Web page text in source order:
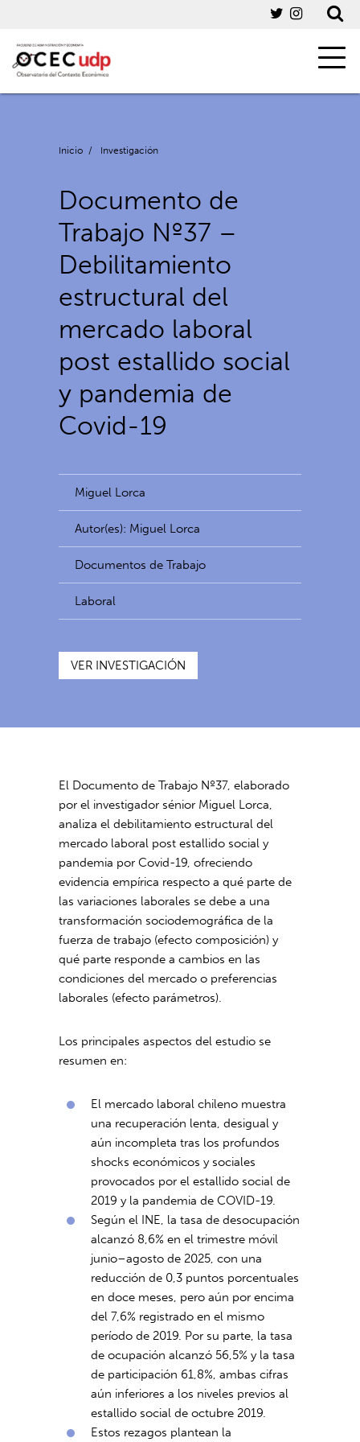
Inicio / Investigación
Documento de
Trabajo Nº37 –
Debilitamiento
estructural del
mercado laboral
post estallido social
y pandemia de
Covid-19
Miguel Lorca
Autor(es): Miguel Lorca
Documentos de Trabajo
Laboral
VER INVESTIGACIÓN
El Documento de Trabajo Nº37, elaborado
por el investigador sénior Miguel Lorca,
analiza el debilitamiento estructural del
mercado laboral post estallido social y
pandemia por Covid-19, ofreciendo
evidencia empírica respecto a qué parte de
las variaciones laborales se debe a una
transformación sociodemográfica de la
fuerza de trabajo (efecto composición) y
qué parte responde a cambios en las
condiciones del mercado o preferencias
laborales (efecto parámetros).
Los principales aspectos del estudio se
resumen en:
El mercado laboral chileno muestra
una recuperación lenta, desigual y
aún incompleta tras los profundos
shocks económicos y sociales
provocados por el estallido social de
2019 y la pandemia de COVID-19.
Según el INE, la tasa de desocupación
alcanzó 8,6% en el trimestre móvil
junio–agosto de 2025, con una
reducción de 0,3 puntos porcentuales
en doce meses, pero aún por encima
del 7,6% registrado en el mismo
período de 2019. Por su parte, la tasa
de ocupación alcanzó 56,5% y la tasa
de participación 61,8%, ambas cifras
aún inferiores a los niveles previos al
estallido social de octubre 2019.
Estos rezagos plantean la